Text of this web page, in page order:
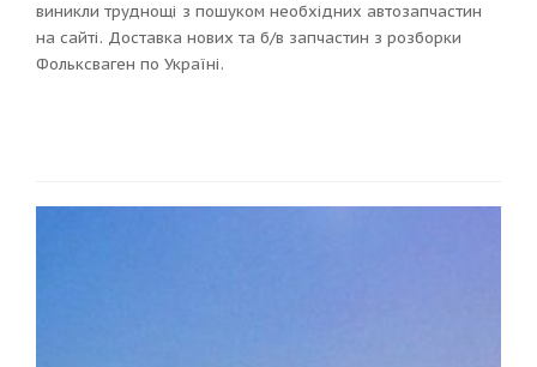
виникли труднощі з пошуком необхідних автозапчастин
на сайті. Доставка нових та б/в запчастин з розборки
Фольксваген по Україні.